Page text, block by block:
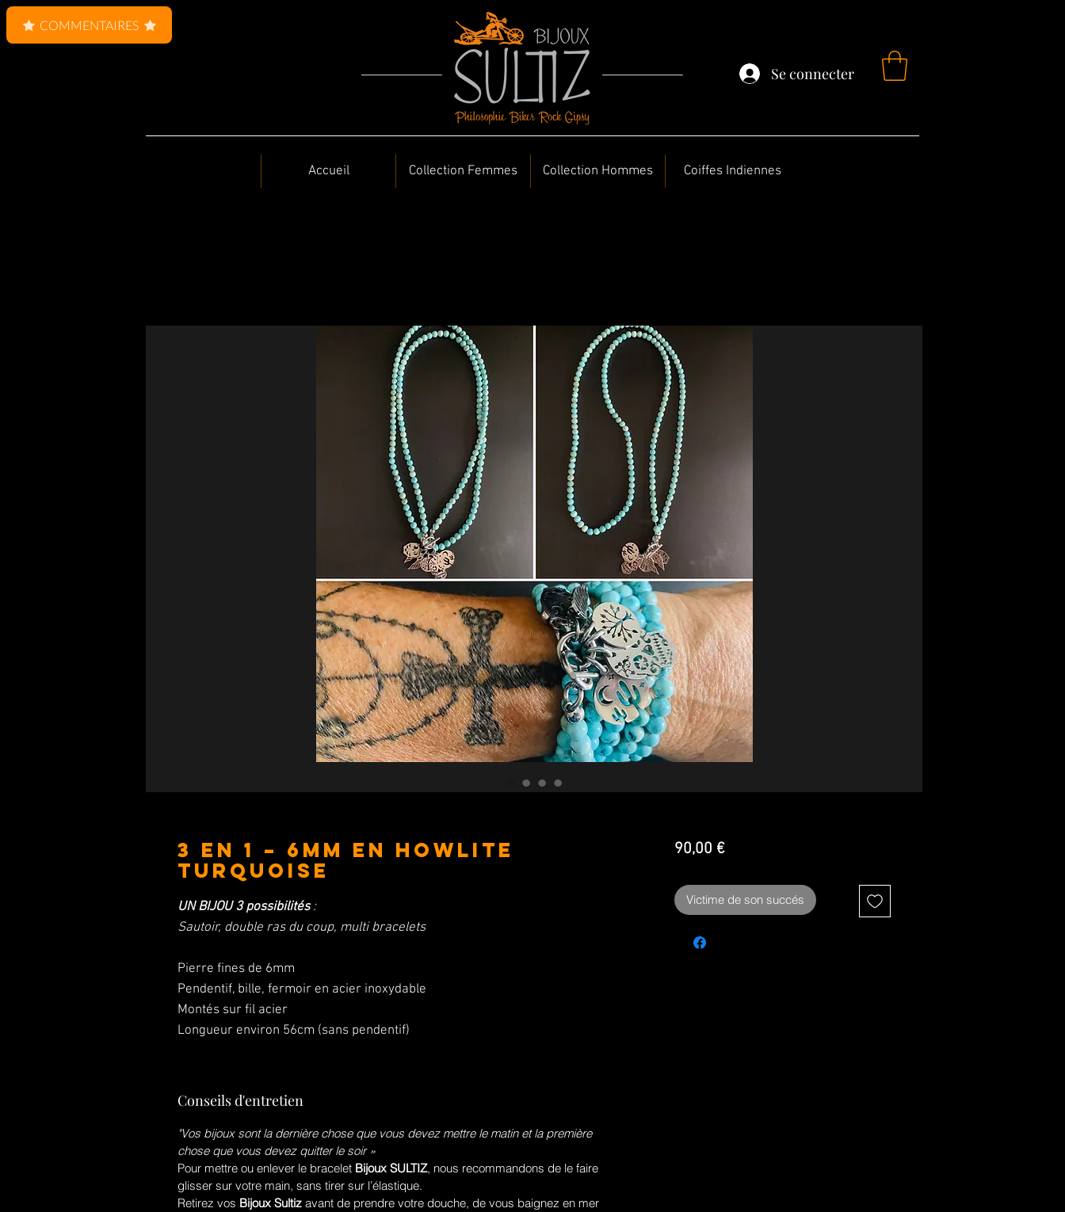
Se connecter
Accueil Collection Femmes Collection Hommes Coiffes Indiennes
3 en 1 – 6mm en Howlite
Turquoise
UN BIJOU 3 possibilités:
Sautoir, double ras du coup, multi bracelets
Pierre fines de 6mm
Pendentif, bille, fermoir en acier inoxydable
Montés sur fil acier
Longueur environ 56cm (sans pendentif)
Conseils d'entretien
"Vos bijoux sont la dernière chose que vous devez mettre le matin et la première
chose que vous devez quitter le soir »
Pour mettre ou enlever le bracelet Bijoux SULTIZ, nous recommandons de le faire
glisser sur votre main, sans tirer sur l’élastique.
Retirez vos Bijoux Sultiz avant de prendre votre douche, de vous baignez en mer
90,00 €Prix
Victime de son succés
COMMENTAIRES